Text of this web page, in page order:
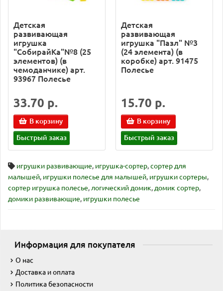
Детская
развивающая
игрушка
"СобирайКа"№8 (25
элементов) (в
чемоданчике) арт.
93967 Полесье
33.70 р.
В корзину
Быстрый заказ
Детская
развивающая
игрушка "Пазл" №3
(24 элемента) (в
коробке) арт. 91475
Полесье
15.70 р.
В корзину
Быстрый заказ
игрушки развивающие, игрушка-сортер,сортер для
малышей, игрушки полесье для малышей, игрушки сортеры,
сортер игрушка полесье,логический домик, домик сортер,
домики развивающие, игрушки полесье
Информация для покупателя
О нас
Доставка и оплата
Политика безопасности